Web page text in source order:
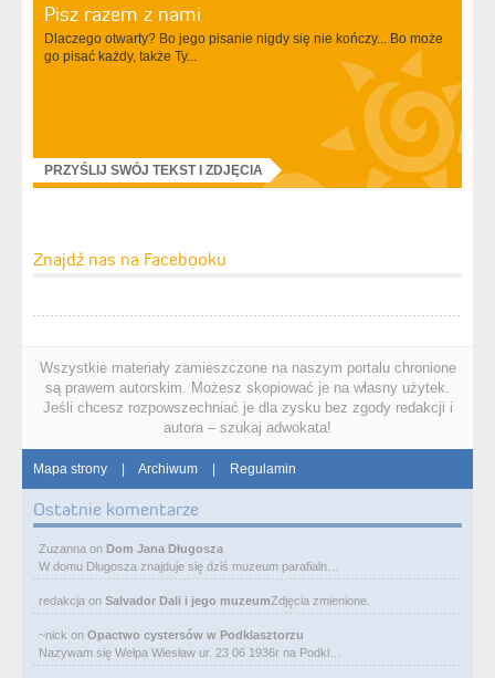
Pisz razem z nami
Dlaczego otwarty? Bo jego pisanie nigdy się nie kończy... Bo może
go pisać każdy, także Ty...
PRZYŚLIJ SWÓJ TEKST I ZDJĘCIA
Znajdź nas na Facebooku
Wszystkie materiały zamieszczone na naszym portalu chronione
są prawem autorskim. Możesz skopiować je na własny użytek.
Jeśli chcesz rozpowszechniać je dla zysku bez zgody redakcji i
autora – szukaj adwokata!
Mapa strony | Archiwum | Regulamin
Ostatnie komentarze
Zuzanna on Dom Jana Długosza
W domu Długosza znajduje się dziś muzeum parafialn…
redakcja on Salvador Dali i jego muzeumZdjęcia zmienione.
~nick on Opactwo cystersów w Podklasztorzu
Nazywam się Wełpa Wiesław ur. 23 06 1936r na Podkl…